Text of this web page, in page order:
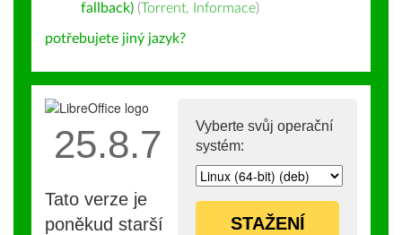
fallback) (Torrent, Informace)
potřebujete jiný jazyk?
Vyberte svůj operační
systém:
STAŽENÍ
25.8.7
Tato verze je
poněkud starší